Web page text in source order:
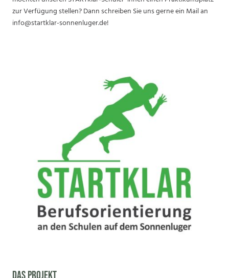
zur Verfügung stellen? Dann schreiben Sie uns gerne ein Mail an
info@startklar-sonnenluger.de!